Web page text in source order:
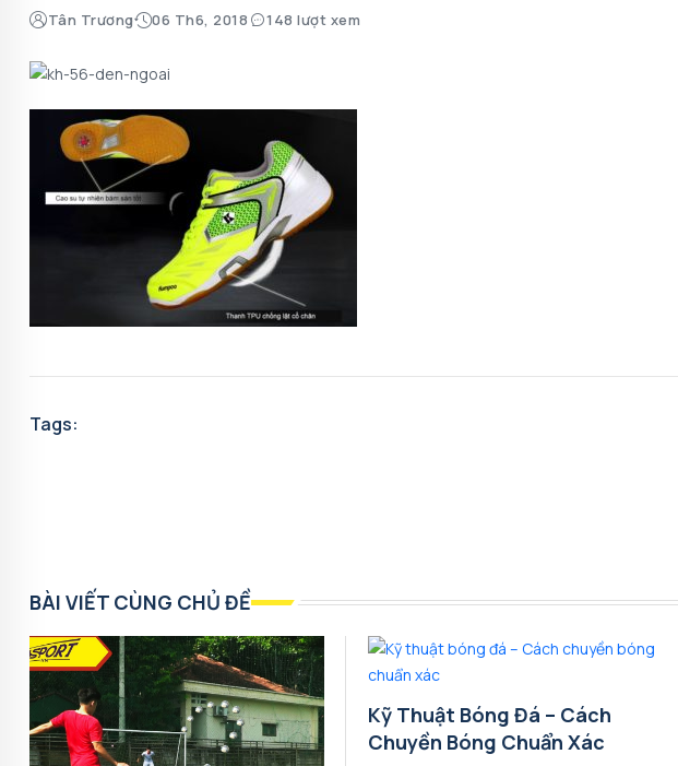
Tân Trương 06 Th6, 2018 148 lượt xem
Tags:
BÀI VIẾT CÙNG CHỦ ĐỀ
Kỹ Thuật Bóng Đá – Cách
Chuyền Bóng Chuẩn Xác